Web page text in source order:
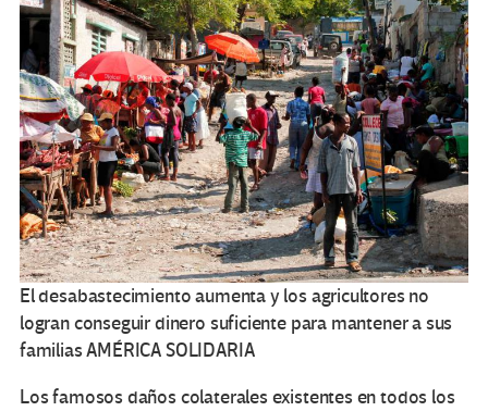
El desabastecimiento aumenta y los agricultores no
logran conseguir dinero suficiente para mantener a sus
familias AMÉRICA SOLIDARIA
Los famosos daños colaterales existentes en todos los